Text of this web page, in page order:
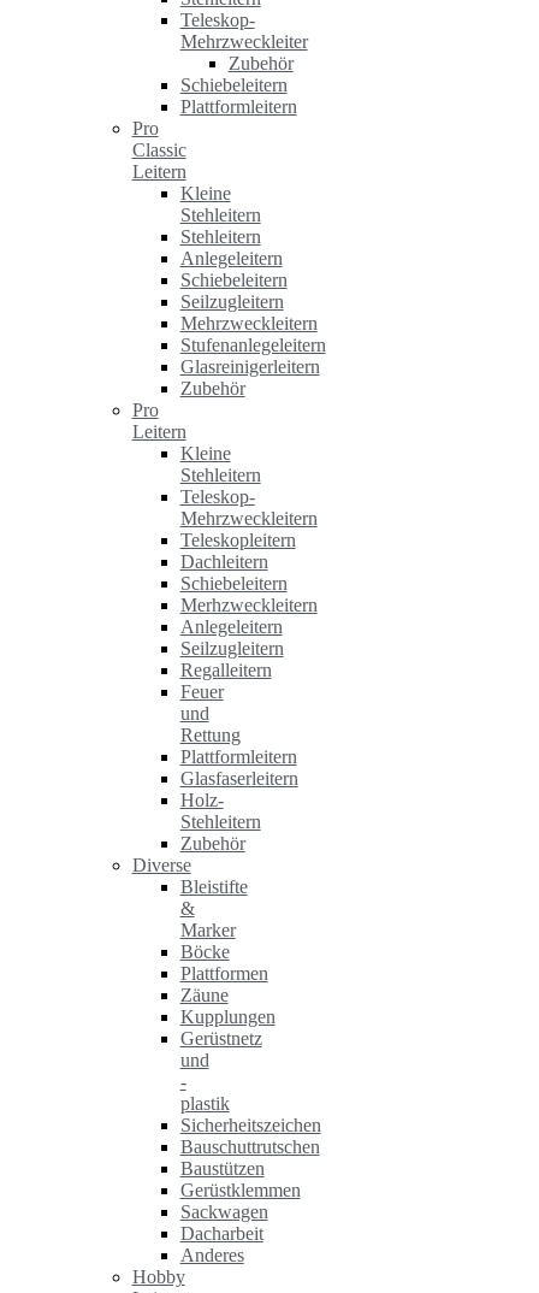
Teleskop-
Mehrzweckleiter
Zubehör
Schiebeleitern
Plattformleitern
Pro
Classic
Leitern
Kleine
Stehleitern
Stehleitern
Anlegeleitern
Schiebeleitern
Seilzugleitern
Mehrzweckleitern
Stufenanlegeleitern
Glasreinigerleitern
Zubehör
Pro
Leitern
Kleine
Stehleitern
Teleskop-
Mehrzweckleitern
Teleskopleitern
Dachleitern
Schiebeleitern
Merhzweckleitern
Anlegeleitern
Seilzugleitern
Regalleitern
Feuer
und
Rettung
Plattformleitern
Glasfaserleitern
Holz-
Stehleitern
Zubehör
Diverse
Bleistifte
&
Marker
Böcke
Plattformen
Zäune
Kupplungen
Gerüstnetz
und
-
plastik
Sicherheitszeichen
Bauschuttrutschen
Baustützen
Gerüstklemmen
Sackwagen
Dacharbeit
Anderes
Hobby